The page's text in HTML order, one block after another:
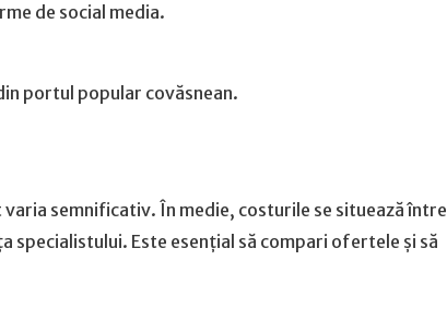
de social media.
portul popular covăsnean.
semnificativ. În medie, costurile se situează între
Este esențial să compari ofertele și să